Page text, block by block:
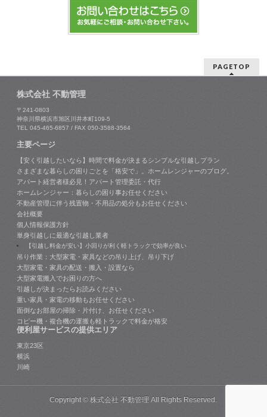
PAGETOP
株式会社 不動管理
〒241-0803
神奈川県横浜市旭区川井本町109-5
TEL 045-465-6857 / FAX 050-3588-3564
主要ページ
【安く引越したいなら】時間で料金が決まるシンプルな引越しプラン
さまざまな暮らしの困りごとを「格安で」。ホームレンジャーのブログ。
アパート経営者様必見！アパート管理委託・代行
ホームレンジャー：暮らしの困り事お任せください
不動産管理に伴う残置物・不用品の処分もお任せください
会社概要
個人情報保護方針
単身引越しに最適な引越し業者
【引越し料金が安い】小回りが利く軽トラックで効率が良い
吊り作業：大型家電・家具などの吊り上げ、吊り下げ
大型家電・家具の配送・搬入・設置なら
大型家電搬入でお困りの方へ
引越しが決まったらお読みください
重い家具・家電の移動もお任せください
面倒なお部屋の掃除・片付け、お任せください
コピー機・複合機の運搬も軽トラックで料金が格安
便利屋サービスの提供エリア
東京23区
横浜
川崎
Copyright ©株式会社 不動管理 All Rights Reserved.